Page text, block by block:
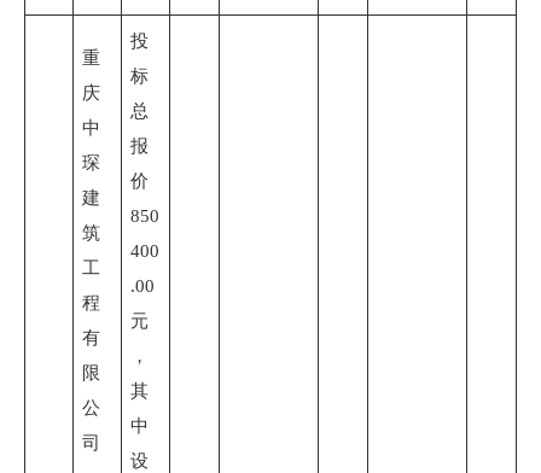
重
庆
中
琛
建
筑
工
程
有
限
公
司
投
标
总
报
价
850
400
.00
元
，
其
中
设